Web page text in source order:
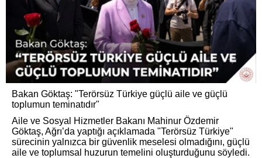
Bakan Göktaş: "Terörsüz Türkiye güçlü aile ve güçlü
toplumun teminatıdır"
Aile ve Sosyal Hizmetler Bakanı Mahinur Özdemir
Göktaş, Ağrı’da yaptığı açıklamada "Terörsüz Türkiye"
sürecinin yalnızca bir güvenlik meselesi olmadığını, güçlü
aile ve toplumsal huzurun temelini oluşturduğunu söyledi.